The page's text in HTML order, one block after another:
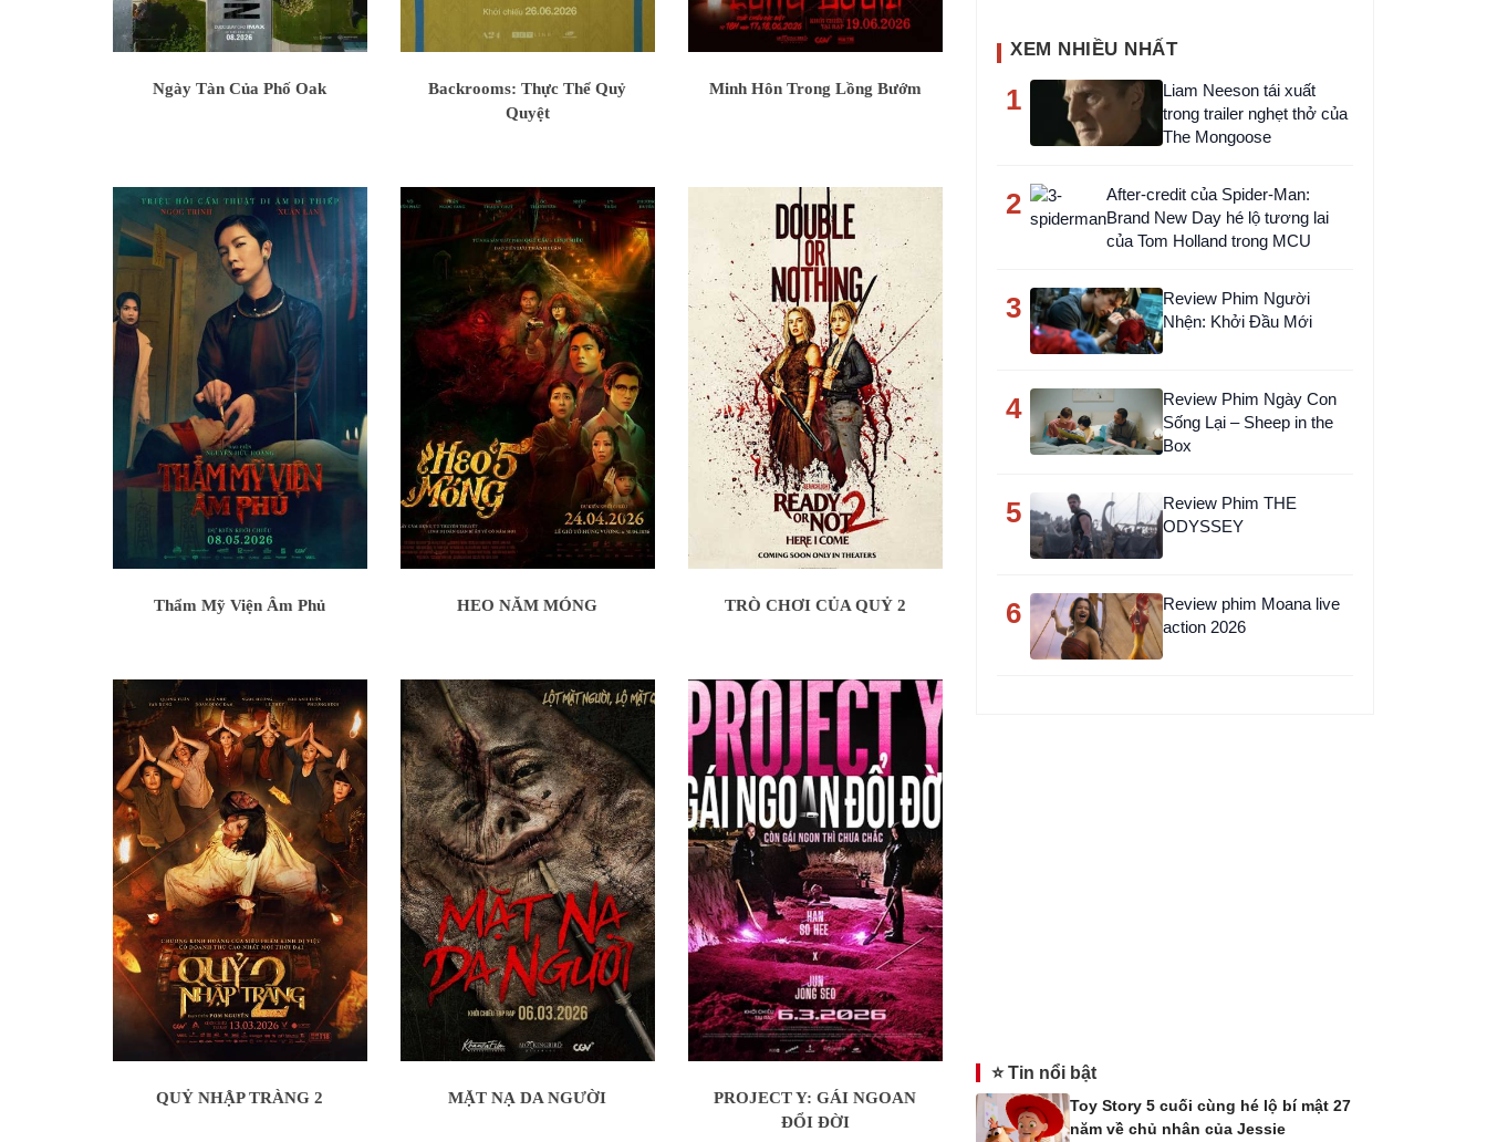
Ngày Tàn Của Phố Oak
Backrooms: Thực Thể Quỷ
Quyệt
Minh Hôn Trong Lồng Bướm
Thẩm Mỹ Viện Âm Phủ HEO NĂM MÓNG TRÒ CHƠI CỦA QUỶ 2
QUỶ NHẬP TRÀNG 2 MẶT NẠ DA NGƯỜI
PROJECT Y: GÁI NGOAN
ĐỔI ĐỜI
XEM NHIỀU NHẤT
1
Liam Neeson tái xuất
trong trailer nghẹt thở của
The Mongoose
2
After-credit của Spider-Man:
Brand New Day hé lộ tương lai
của Tom Holland trong MCU
3
Review Phim Người
Nhện: Khởi Đầu Mới
4
Review Phim Ngày Con
Sống Lại – Sheep in the
Box
5
Review Phim THE
ODYSSEY
6
Review phim Moana live
action 2026
⭐ Tin nổi bật
Toy Story 5 cuối cùng hé lộ bí mật 27
năm về chủ nhân của Jessie